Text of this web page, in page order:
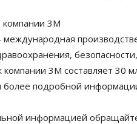
3M
3М составляет 30
более подробной
информацией